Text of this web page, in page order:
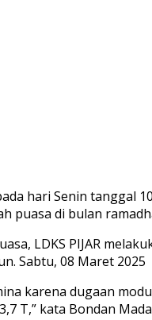
hari Senin tanggal
puasa di bulan
LDKS PIJAR
Sabtu, 08 Maret 2025
karena dugaan
kata Bondan